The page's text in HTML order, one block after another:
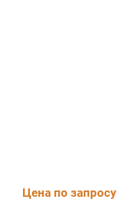
Цена по запросу